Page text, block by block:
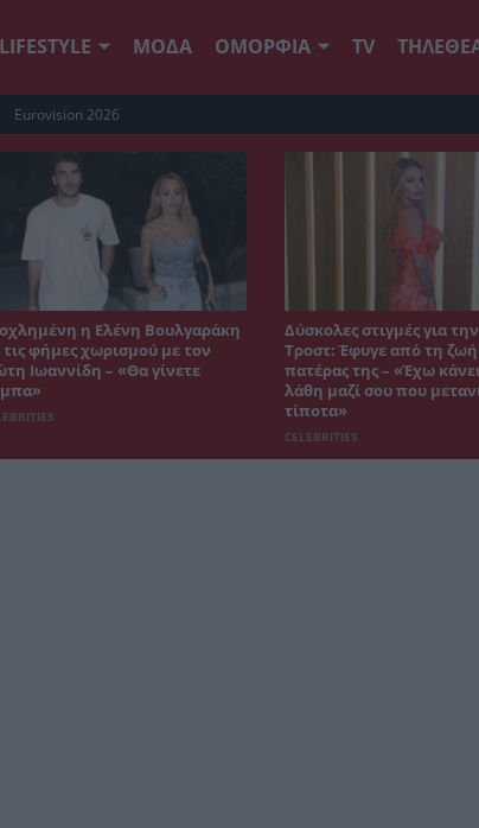
LIFESTYLE ΜΟΔΑ ΟΜΟΡΦΙΑ TV
Eurovision 2026
η Ελένη Βουλγαράκη
τις φήμες χωρισμού με τον
Ιωαννίδη – «Θα γίνετε
Δύσκολες στιγμές για
Τροστ: Έφυγε από τη
πατέρας της – «Έχω
λάθη μαζί σου που
τίποτα»
CELEBRITIES